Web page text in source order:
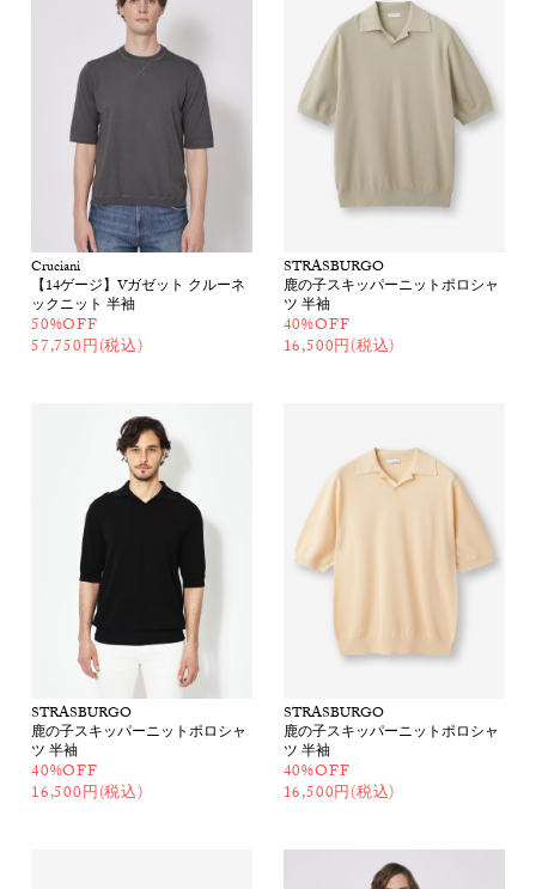
Cruciani
【14ゲージ】Vガゼット クルーネ
ックニット 半袖
50%OFF
57,750円(税込)
STRASBURGO
鹿の子スキッパーニットポロシャ
ツ 半袖
40%OFF
16,500円(税込)
STRASBURGO
鹿の子スキッパーニットポロシャ
ツ 半袖
40%OFF
16,500円(税込)
STRASBURGO
鹿の子スキッパーニットポロシャ
ツ 半袖
40%OFF
16,500円(税込)